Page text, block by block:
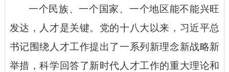
一个民族、一个国家、一个地区能不能兴旺
发达，人才是关键。党的十八大以来，习近平总
书记围绕人才工作提出了一系列新理念新战略新
举措，科学回答了新时代人才工作的重大理论和